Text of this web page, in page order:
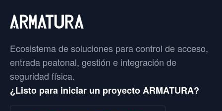
Ecosistema de soluciones para control de acceso,
entrada peatonal, gestión e integración de
seguridad física.
¿Listo para iniciar un proyecto ARMATURA?